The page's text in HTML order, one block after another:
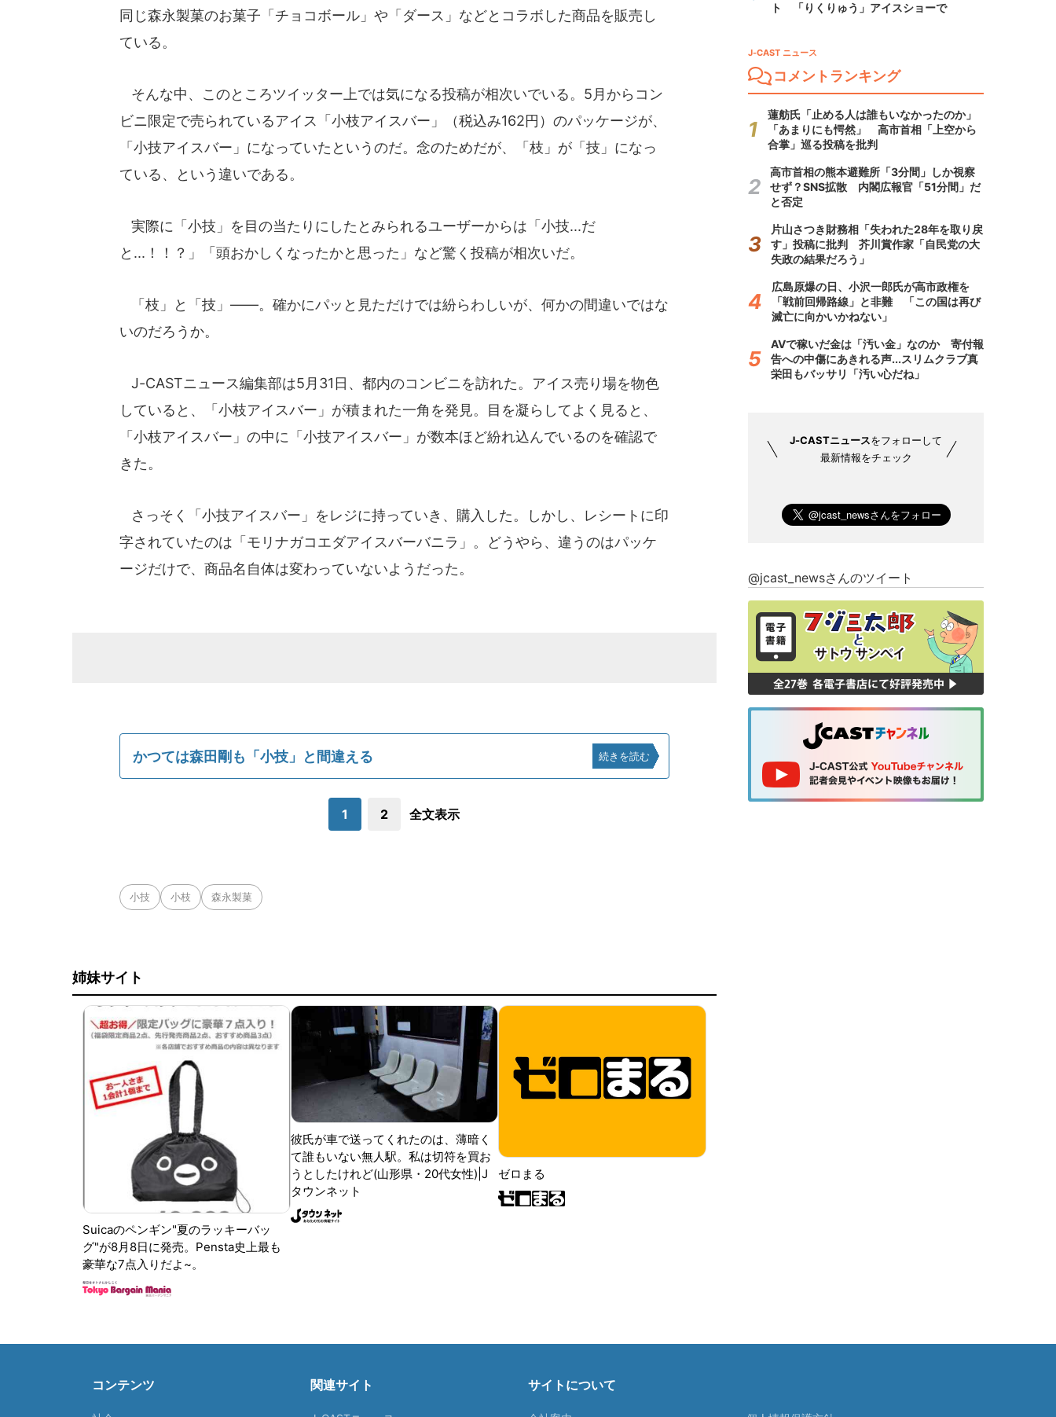
同じ森永製菓のお菓子「チョコボール」や「ダース」などとコラボした商品を販売し
ている。
そんな中、このところツイッター上では気になる投稿が相次いでいる。5月からコン
ビニ限定で売られているアイス「小枝アイスバー」（税込み162円）のパッケージが、
「小技アイスバー」になっていたというのだ。念のためだが、「枝」が「技」になっ
ている、という違いである。
実際に「小技」を目の当たりにしたとみられるユーザーからは「小技...だ
と...！！？」「頭おかしくなったかと思った」など驚く投稿が相次いだ。
「枝」と「技」――。確かにパッと見ただけでは紛らわしいが、何かの間違いではな
いのだろうか。
J-CASTニュース編集部は5月31日、都内のコンビニを訪れた。アイス売り場を物色
していると、「小枝アイスバー」が積まれた一角を発見。目を凝らしてよく見ると、
「小枝アイスバー」の中に「小技アイスバー」が数本ほど紛れ込んでいるのを確認で
きた。
さっそく「小技アイスバー」をレジに持っていき、購入した。しかし、レシートに印
字されていたのは「モリナガコエダアイスバーバニラ」。どうやら、違うのはパッケ
ージだけで、商品名自体は変わっていないようだった。
かつては森田剛も「小技」と間違える 続きを読む
1 2 全文表示
小技 小枝 森永製菓
姉妹サイト
Suicaのペンギン"夏のラッキーバッ
グ"が8月8日に発売。Pensta史上最も
豪華な7点入りだよ~。
彼氏が車で送ってくれたのは、薄暗く
て誰もいない無人駅。私は切符を買お
うとしたけれど(山形県・20代女性)|J
タウンネット
ゼロまる
ト 「りくりゅう」アイスショーで
J-CAST ニュース
コメントランキング
蓮舫氏「止める人は誰もいなかったのか」
「あまりにも愕然」 高市首相「上空から
合掌」巡る投稿を批判
高市首相の熊本避難所「3分間」しか視察
せず？SNS拡散 内閣広報官「51分間」だ
と否定
片山さつき財務相「失われた28年を取り戻
す」投稿に批判 芥川賞作家「自民党の大
失政の結果だろう」
広島原爆の日、小沢一郎氏が高市政権を
「戦前回帰路線」と非難 「この国は再び
滅亡に向かいかねない」
AVで稼いだ金は「汚い金」なのか 寄付報
告への中傷にあきれる声...スリムクラブ真
栄田もバッサリ「汚い心だね」
J-CASTニュースをフォローして
最新情報をチェック
@jcast_newsさんのツイート
コンテンツ 関連サイト サイトについて